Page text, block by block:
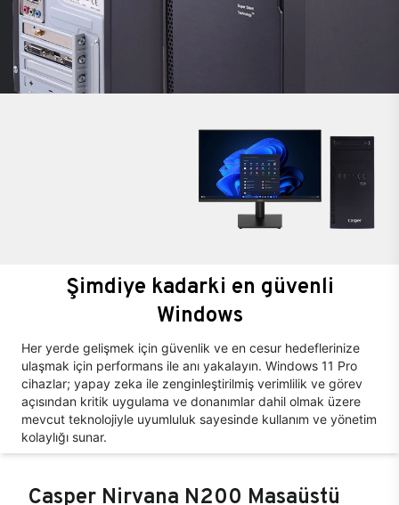
Şimdiye kadarki en güvenli
Windows
Her yerde gelişmek için güvenlik ve en cesur hedeflerinize
ulaşmak için performans ile anı yakalayın. Windows 11 Pro
cihazlar; yapay zeka ile zenginleştirilmiş verimlilik ve görev
açısından kritik uygulama ve donanımlar dahil olmak üzere
mevcut teknolojiyle uyumluluk sayesinde kullanım ve yönetim
kolaylığı sunar.
Casper Nirvana N200 Masaüstü